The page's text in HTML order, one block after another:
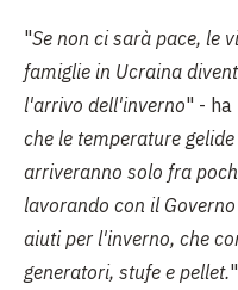
"Se non ci sarà pace, le
famiglie in Ucraina
l'arrivo dell'inverno" - ha
che le temperature
arriveranno solo fra
lavorando con il
aiuti per l'inverno, che
generatori, stufe e pellet."